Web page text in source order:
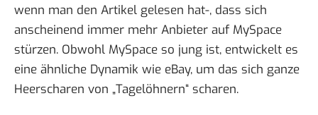
wenn man den Artikel gelesen hat-, dass sich
anscheinend immer mehr Anbieter auf MySpace
stürzen. Obwohl MySpace so jung ist, entwickelt es
eine ähnliche Dynamik wie eBay, um das sich ganze
Heerscharen von „Tagelöhnern“ scharen.